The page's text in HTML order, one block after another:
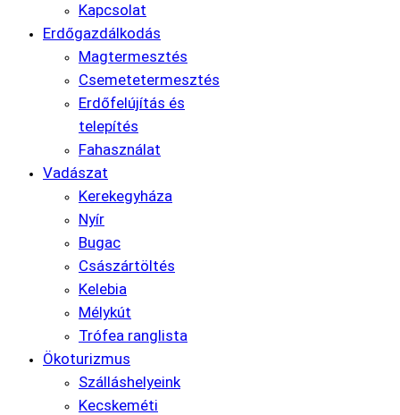
Kapcsolat
Erdőgazdálkodás
Magtermesztés
Csemetetermesztés
Erdőfelújítás és
telepítés
Fahasználat
Vadászat
Kerekegyháza
Nyír
Bugac
Császártöltés
Kelebia
Mélykút
Trófea ranglista
Ökoturizmus
Szálláshelyeink
Kecskeméti